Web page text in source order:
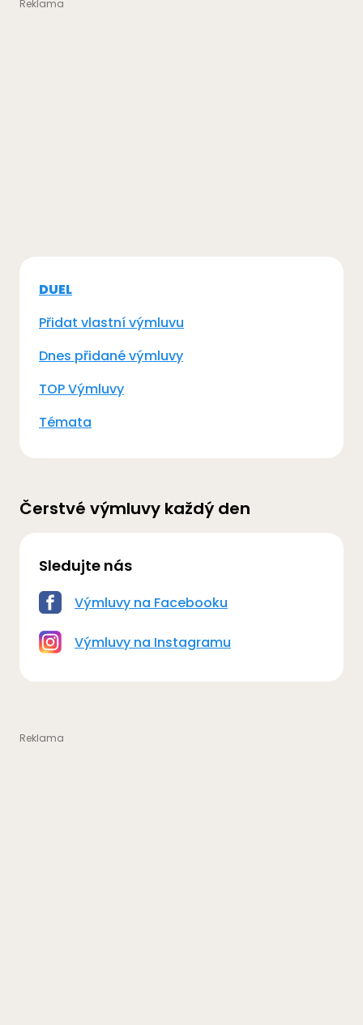
DUEL
Přidat vlastní výmluvu
Dnes přidané výmluvy
TOP Výmluvy
Témata
Čerstvé výmluvy každý den
Sledujte nás
Výmluvy na Facebooku
Výmluvy na Instagramu